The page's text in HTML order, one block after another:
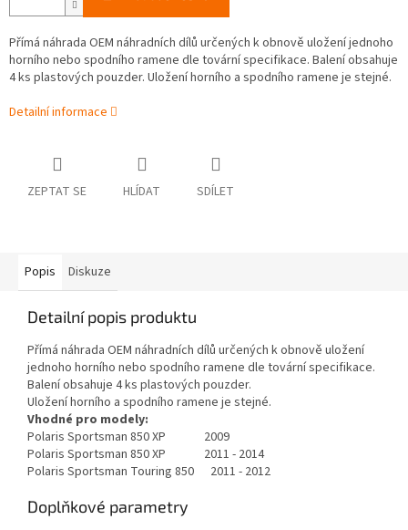
Přímá náhrada OEM náhradních dílů určených k obnově uložení jednoho
horního nebo spodního ramene dle tovární specifikace. Balení obsahuje
4 ks plastových pouzder. Uložení horního a spodního ramene je stejné.
Detailní informace
ZEPTAT SE HLÍDAT SDÍLET
Popis Diskuze
Detailní popis produktu
Přímá náhrada OEM náhradních dílů určených k obnově uložení
jednoho horního nebo spodního ramene dle tovární specifikace.
Balení obsahuje 4 ks plastových pouzder.
Uložení horního a spodního ramene je stejné.
Vhodné pro modely:
Polaris Sportsman 850 XP 2009
Polaris Sportsman 850 XP 2011 - 2014
Polaris Sportsman Touring 850 2011 - 2012
Doplňkové parametry